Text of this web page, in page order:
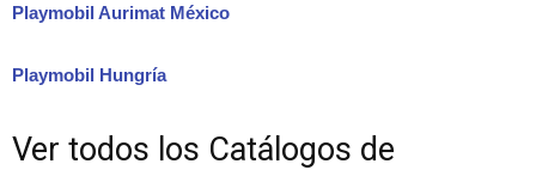
Playmobil Aurimat México
Playmobil Hungría
Ver todos los Catálogos de